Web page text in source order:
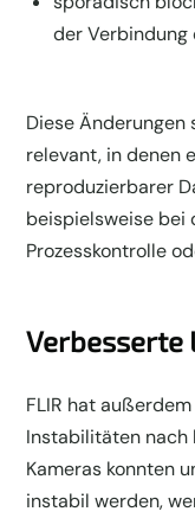
der Verbindung
Diese
relevant, in denen
reproduzierbarer
beispielsweise bei
Prozesskontrolle
FLIR hat
Instabilitäten nach
Kameras konnten
instabil werden,